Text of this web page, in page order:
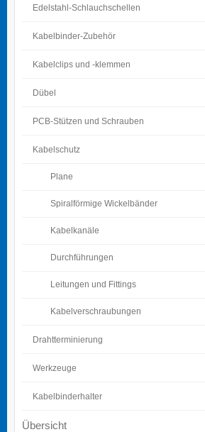
Edelstahl-Schlauchschellen
Kabelbinder-Zubehör
Kabelclips und -klemmen
Dübel
PCB-Stützen und Schrauben
Kabelschutz
Plane
Spiralförmige Wickelbänder
Kabelkanäle
Durchführungen
Leitungen und Fittings
Kabelverschraubungen
Drahtterminierung
Werkzeuge
Kabelbinderhalter
Übersicht